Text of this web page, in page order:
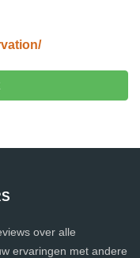
over alle
ervaringen met andere